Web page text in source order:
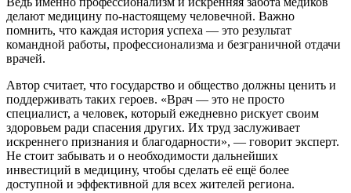
делают медицину по-настоящему человечной. Важно
помнить, что каждая история успеха — это результат
командной работы, профессионализма и безграничной отдачи
врачей.
Автор считает, что государство и общество должны ценить и
поддерживать таких героев. «Врач — это не просто
специалист, а человек, который ежедневно рискует своим
здоровьем ради спасения других. Их труд заслуживает
искреннего признания и благодарности», — говорит эксперт.
Не стоит забывать и о необходимости дальнейших
инвестиций в медицину, чтобы сделать её ещё более
доступной и эффективной для всех жителей региона.